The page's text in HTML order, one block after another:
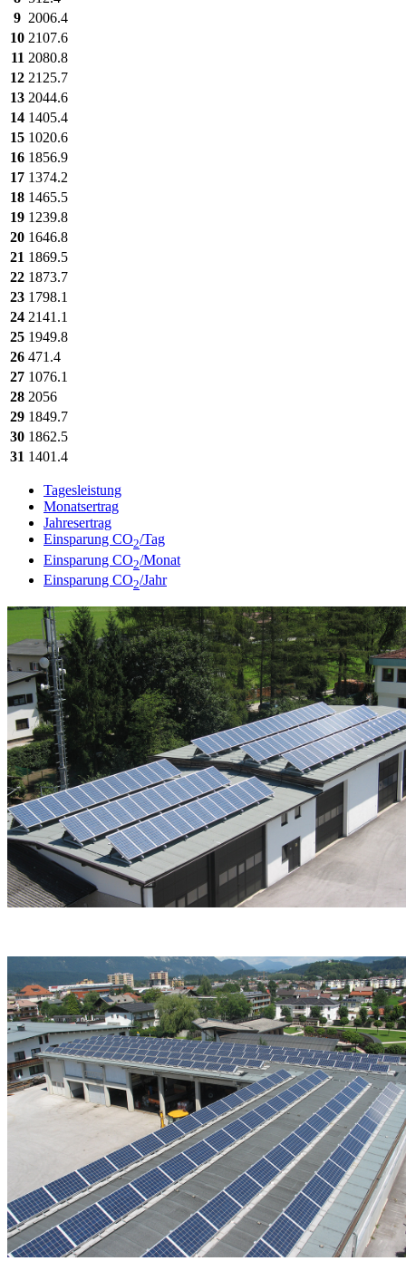
9 2006.4
10 2107.6
11 2080.8
12 2125.7
13 2044.6
14 1405.4
15 1020.6
16 1856.9
17 1374.2
18 1465.5
19 1239.8
20 1646.8
21 1869.5
22 1873.7
23 1798.1
24 2141.1
25 1949.8
26 471.4
27 1076.1
28 2056
29 1849.7
30 1862.5
31 1401.4
Tagesleistung
Monatsertrag
Jahresertrag
Einsparung CO2/Tag
Einsparung CO2/Monat
Einsparung CO2/Jahr